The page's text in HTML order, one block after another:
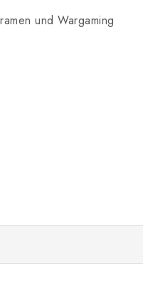
und Wargaming